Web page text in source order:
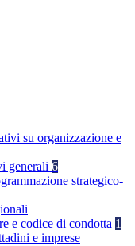
su organizzazione e
generali 6
strategico-
e codice di condotta 1
e imprese